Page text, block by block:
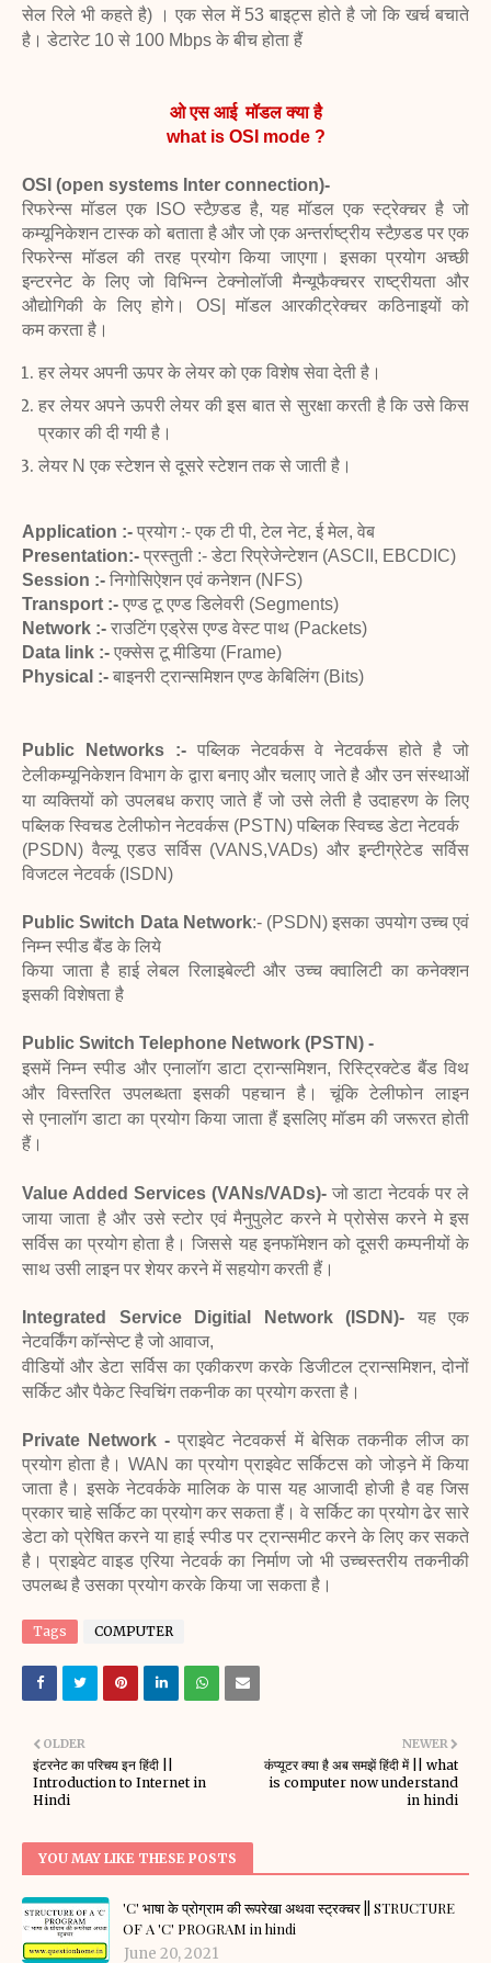
सेल रिले भी कहते है) । एक सेल में 53बाइट्स होते है जो कि खर्च बचाते
है। डेटारेट 10 से 100 Mbps के बीच होता हैं
ओ एस आई मॉडल क्या है
what is OSI mode ?
OSI (open systems Inter connection)-
रिफरेन्स मॉडल एक ISO स्टैण्र्डड है, यह मॉडल एकस्ट्रेक्चर है जो
कम्यूनिकेशन टास्क को बताता है और जो एक अन्तर्राष्ट्रीय स्टैण्र्डड पर एक
रिफरेन्स मॉडल की तरह प्रयोग किया जाएगा। इसका प्रयोग अच्छी
इन्टरनेट के लिए जो विभिन्न टेक्नोलॉजी मैन्यूफैक्चरर राष्ट्रीयता और
औद्योगिकी के लिए होगे। OS| मॉडल आरकीट्रेक्चर कठिनाइयों को
कम करता है।
हर लेयर अपनी ऊपर के लेयर को एक विशेष सेवा देती है।
हर लेयर अपने ऊपरी लेयर की इस बात से सुरक्षा करती है कि उसे किस
प्रकार की दी गयी है।
लेयर N एक स्टेशन से दूसरे स्टेशन तक से जाती है।
Application :- प्रयोग :- एक टी पी, टेल नेट, ई मेल, वेब
Presentation:- प्रस्तुती :- डेटा रिप्रेजेन्टेशन (ASCII, EBCDIC)
Session :- निगोसिऐशन एवं कनेशन (NFS)
Transport :- एण्ड टू एण्ड डिलेवरी (Segments)
Network :- राउटिंग एड्रेस एण्ड वेस्ट पाथ (Packets)
Data link :- एक्सेस टू मीडिया (Frame)
Physical :- बाइनरी ट्रान्समिशन एण्ड केबिलिंग (Bits)
Public Networks :-पब्लिक नेटवर्कस वे नेटवर्कस होते है जो
टेलीकम्यूनिकेशन विभाग के द्वारा बनाए और चलाए जाते है और उन संस्थाओं
या व्यक्तियों को उपलबध कराए जाते हैं जो उसे लेती है उदाहरण के लिए
पब्लिक स्विचड टेलीफोन नेटवर्कस (PSTN) पब्लिक स्विच्ड डेटा नेटवर्क
(PSDN) वैल्यू एडउ सर्विस (VANS,VADs) और इन्टीग्रेटेड सर्विस
विजटल नेटवर्क (ISDN)
Public Switch Data Network:- (PSDN) इसका उपयोग उच्च एवं
निम्न स्पीड बैंड के लिये
किया जाता है हाई लेबल रिलाइबेल्टी और उच्च क्वालिटी का कनेक्शन
इसकी विशेषता है
Public Switch Telephone Network (PSTN) -
इसमें निम्न स्पीड और एनालॉग डाटाट्रान्समिशन, रिस्ट्रिक्टेड बैंड विथ
और विस्तरित उपलब्धता इसकी पहचान है। चूंकि टेलीफोन लाइन
से एनालॉग डाटा का प्रयोग किया जाता हैं इसलिए मॉडम की जरूरत होती
हैं।
Value Added Services (VANs/VADs)-जो डाटा नेटवर्क पर ले
जाया जाता है और उसेस्टोर एवं मैनुपुलेट करने मे प्रोसेस करने मे इस
सर्विस का प्रयोग होता है। जिससे यह इनफॉमेशन को दूसरी कम्पनीयों के
साथ उसी लाइन पर शेयर करने में सहयोग करती हैं।
Integrated Service Digitial Network (ISDN)- यह एक
नेटवर्किंग कॉन्सेप्ट है जो आवाज,
वीडियों और डेटा सर्विस का एकीकरण करके डिजीटल ट्रान्समिशन, दोनों
सर्किट और पैकेट स्विचिंगतकनीक का प्रयोग करता है।
Private Network - प्राइवेट नेटवकर्स में बेसिक तकनीक लीज का
प्रयोग होता है। WAN का प्रयोग प्राइवेट सर्किटस को जोड़ने में किया
जाता है। इसके नेटवर्कके मालिक के पास यह आजादी होजी है वह जिस
प्रकार चाहे सर्किट का प्रयोग कर सकता हैं। वे सर्किट का प्रयोग ढेर सारे
डेटा को प्रेषितकरने या हाई स्पीड पर ट्रान्समीट करने के लिए कर सकते
है। प्राइवेट वाइड एरिया नेटवर्क का निर्माण जो भी उच्चस्तरीय तकनीकी
उपलब्ध है उसका प्रयोग करके किया जा सकता है।
Tags COMPUTER
NEWER
कंप्यूटर क्या है अब समझें हिंदी में || what
is computer now understand
in hindi
OLDER
इंटरनेट का परिचय इन हिंदी ||
Introduction to Internet in
Hindi
YOU MAY LIKE THESE POSTS
'C' भाषा के प्रोग्राम की रूपरेखा अथवा स्ट्रक्चर || STRUCTURE
OF A 'C' PROGRAM in hindi
June 20, 2021